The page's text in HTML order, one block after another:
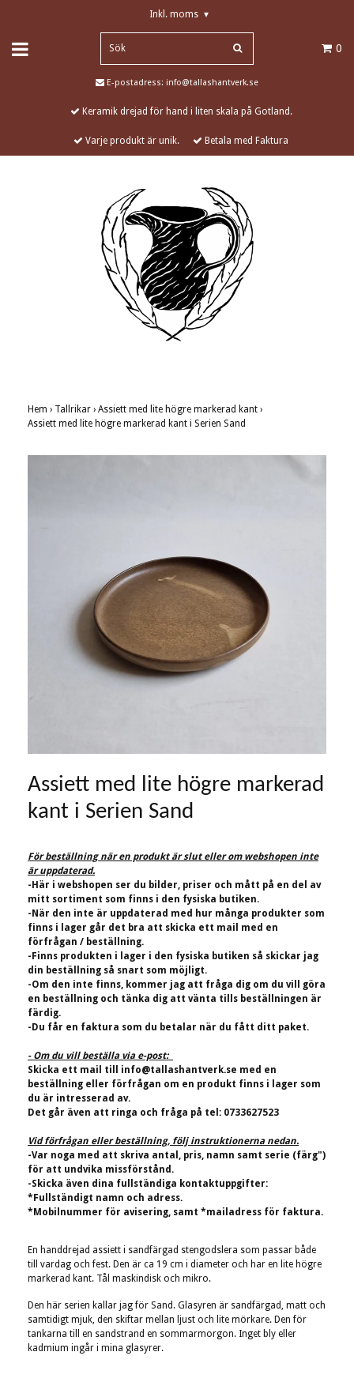
Inkl. moms ▾
0
E-postadress: info@tallashantverk.se
Keramik drejad för hand i liten skala på Gotland.
Varje produkt är unik. Betala med Faktura
Hem › Tallrikar › Assiett med lite högre markerad kant ›
Assiett med lite högre markerad kant i Serien Sand
Assiett med lite högre markerad
kant i Serien Sand
För beställning när en produkt är slut eller om webshopen inte
är uppdaterad.
-Här i webshopen ser du bilder, priser och mått på en del av
mitt sortiment som finns i den fysiska butiken.
-När den inte är uppdaterad med hur många produkter som
finns i lager går det bra att skicka ett mail med en
förfrågan / beställning.
-Finns produkten i lager i den fysiska butiken så skickar jag
din beställning så snart som möjligt.
-Om den inte finns, kommer jag att fråga dig om du vill göra
en beställning och tänka dig att vänta tills beställningen är
färdig.
-Du får en faktura som du betalar när du fått ditt paket.
- Om du vill beställa via e-post:
Skicka ett mail till info@tallashantverk.se med en
beställning eller förfrågan om en produkt finns i lager som
du är intresserad av.
Det går även att ringa och fråga på tel: 0733627523
Vid förfrågan eller beställning, följ instruktionerna nedan.
-Var noga med att skriva antal, pris, namn samt serie (färg")
för att undvika missförstånd.
-Skicka även dina fullständiga kontaktuppgifter:
*Fullständigt namn och adress.
*Mobilnummer för avisering, samt *mailadress för faktura.
En handdrejad assiett i sandfärgad stengodslera som passar både
till vardag och fest. Den är ca 19 cm i diameter och har en lite högre
markerad kant. Tål maskindisk och mikro.
Den här serien kallar jag för Sand. Glasyren är sandfärgad, matt och
samtidigt mjuk, den skiftar mellan ljust och lite mörkare. Den för
tankarna till en sandstrand en sommarmorgon. Inget bly eller
kadmium ingår i mina glasyrer.